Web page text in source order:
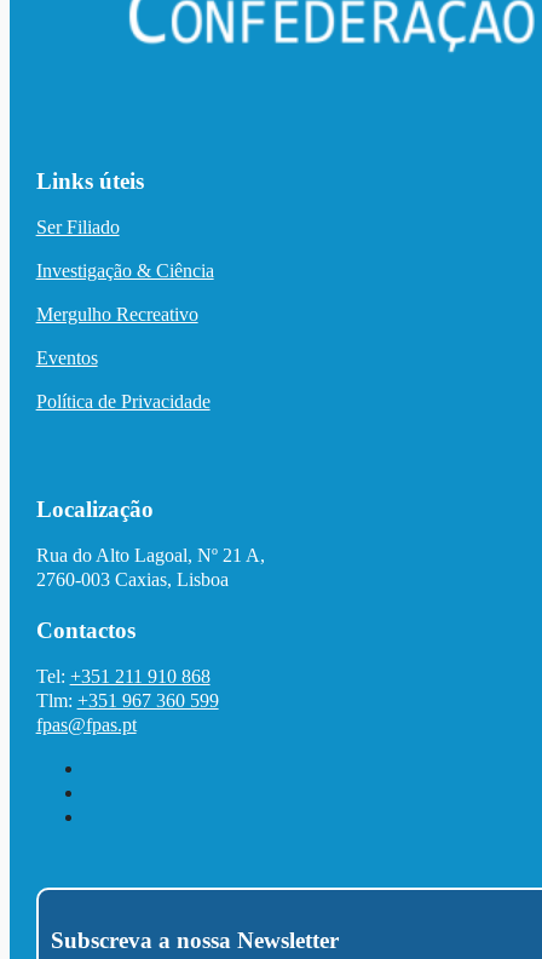
Links úteis
Ser Filiado
Investigação & Ciência
Mergulho Recreativo
Eventos
Política de Privacidade
Localização
Rua do Alto Lagoal, Nº 21 A,
2760-003 Caxias, Lisboa
Contactos
Tel: +351 211 910 868
Tlm: +351 967 360 599
fpas@fpas.pt
Subscreva a nossa Newsletter